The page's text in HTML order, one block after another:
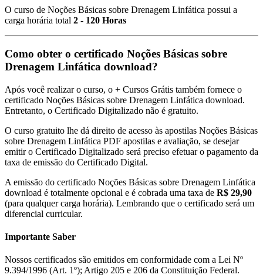
O curso de Noções Básicas sobre Drenagem Linfática possui a
carga horária total 2 - 120 Horas
Como obter o certificado Noções Básicas sobre
Drenagem Linfática download?
Após você realizar o curso, o + Cursos Grátis também fornece o
certificado Noções Básicas sobre Drenagem Linfática download.
Entretanto, o Certificado Digitalizado não é gratuito.
O curso gratuito lhe dá direito de acesso às apostilas Noções Básicas
sobre Drenagem Linfática PDF apostilas e avaliação, se desejar
emitir o Certificado Digitalizado será preciso efetuar o pagamento da
taxa de emissão do Certificado Digital.
A emissão do certificado Noções Básicas sobre Drenagem Linfática
download é totalmente opcional e é cobrada uma taxa de R$ 29,90
(para qualquer carga horária). Lembrando que o certificado será um
diferencial curricular.
Importante Saber
Nossos certificados são emitidos em conformidade com a Lei Nº
9.394/1996 (Art. 1º); Artigo 205 e 206 da Constituição Federal.